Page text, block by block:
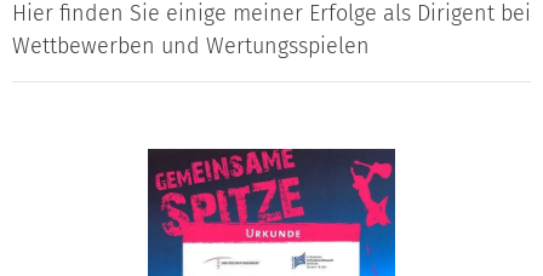
Hier finden Sie einige meiner Erfolge als Dirigent bei
Wettbewerben und Wertungsspielen